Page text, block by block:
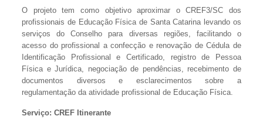
O projeto tem como objetivo aproximar o CREF3/SC dos
profissionais de Educação Física de Santa Catarina levando os
serviços do Conselho para diversas regiões, facilitando o
acesso do profissional a confecção e renovação de Cédula de
Identificação Profissional e Certificado, registro de Pessoa
Física e Jurídica, negociação de pendências, recebimento de
documentos diversos e esclarecimentos sobre a
regulamentação da atividade profissional de Educação Física.
Serviço: CREF Itinerante